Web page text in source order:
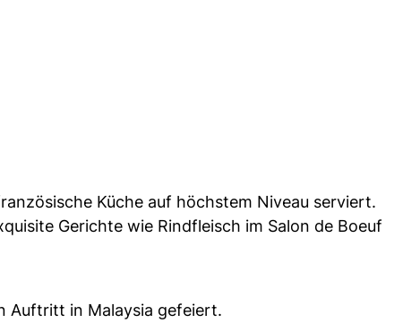
Küche auf höchstem Niveau serviert.
Gerichte wie Rindfleisch im Salon de Boeuf
Auftritt in Malaysia gefeiert.